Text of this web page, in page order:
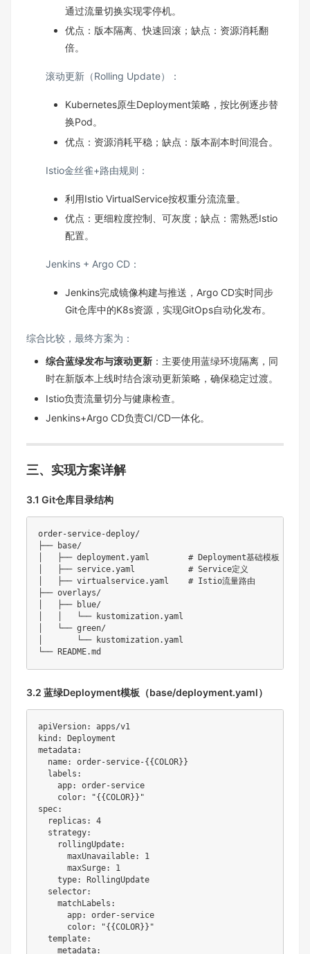
通过流量切换实现零停机。
优点：版本隔离、快速回滚；缺点：资源消耗翻
倍。
滚动更新（Rolling Update）：
Kubernetes原生Deployment策略，按比例逐步替
换Pod。
优点：资源消耗平稳；缺点：版本副本时间混合。
Istio金丝雀+路由规则：
利用Istio VirtualService按权重分流流量。
优点：更细粒度控制、可灰度；缺点：需熟悉Istio
配置。
Jenkins + Argo CD：
Jenkins完成镜像构建与推送，Argo CD实时同步
Git仓库中的K8s资源，实现GitOps自动化发布。
综合比较，最终方案为：
综合蓝绿发布与滚动更新 ：主要使用蓝绿环境隔离，同
时在新版本上线时结合滚动更新策略，确保稳定过渡。
Istio负责流量切分与健康检查。
Jenkins+Argo CD负责CI/CD一体化。
三、实现方案详解
3.1 Git仓库目录结构
order-service-deploy/
├── base/
│   ├── deployment.yaml        # Deployment基础模板
│   ├── service.yaml           # Service定义
│   ├── virtualservice.yaml    # Istio流量路由
├── overlays/
│   ├── blue/
│   │   └── kustomization.yaml
│   └── green/
│       └── kustomization.yaml
3.2 蓝绿Deployment模板（base/deployment.yaml）
apiVersion: apps/v1
kind: Deployment
metadata:
  name: order-service-{
{COLOR}}
  labels:
    app: order-service
    color: "{
{COLOR}}"
spec:
  replicas: 4
  strategy:
    rollingUpdate:
      maxUnavailable: 1
      maxSurge: 1
    type: RollingUpdate
  selector:
    matchLabels:
      app: order-service
      color: "{
{COLOR}}"
  template:
    metadata: